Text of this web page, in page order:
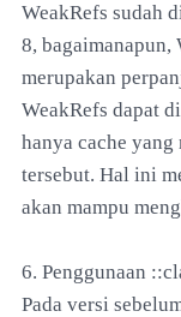
WeakRefs sudah
8, bagaimanapun,
merupakan
WeakRefs dapat
hanya cache
tersebut. Hal ini
akan mampu
6. Penggunaan
Pada versi